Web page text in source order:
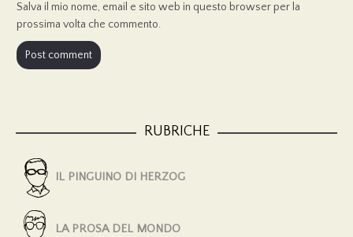
Salva il mio nome, email e sito web in questo browser per la
prossima volta che commento.
RUBRICHE
IL PINGUINO DI HERZOG
LA PROSA DEL MONDO